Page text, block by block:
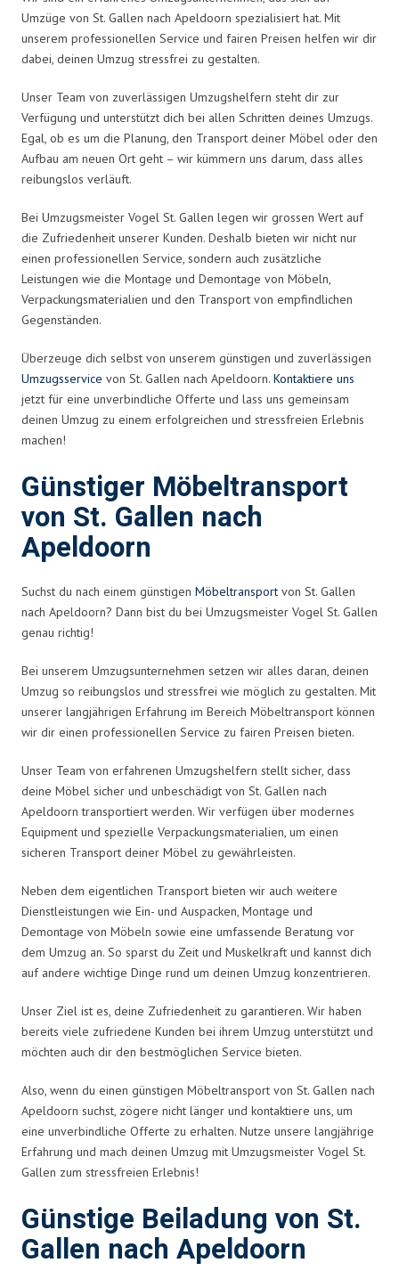
Umzüge von St. Gallen nach Apeldoorn spezialisiert hat. Mit
unserem professionellen Service und fairen Preisen helfen wir dir
dabei, deinen Umzug stressfrei zu gestalten.
Unser Team von zuverlässigen Umzugshelfern steht dir zur
Verfügung und unterstützt dich bei allen Schritten deines Umzugs.
Egal, ob es um die Planung, den Transport deiner Möbel oder den
Aufbau am neuen Ort geht – wir kümmern uns darum, dass alles
reibungslos verläuft.
Bei Umzugsmeister Vogel St. Gallen legen wir grossen Wert auf
die Zufriedenheit unserer Kunden. Deshalb bieten wir nicht nur
einen professionellen Service, sondern auch zusätzliche
Leistungen wie die Montage und Demontage von Möbeln,
Verpackungsmaterialien und den Transport von empfindlichen
Gegenständen.
Überzeuge dich selbst von unserem günstigen und zuverlässigen
Umzugsservice von St. Gallen nach Apeldoorn. Kontaktiere uns
jetzt für eine unverbindliche Offerte und lass uns gemeinsam
deinen Umzug zu einem erfolgreichen und stressfreien Erlebnis
machen!
Günstiger Möbeltransport
von St. Gallen nach
Apeldoorn
Suchst du nach einem günstigen Möbeltransport von St. Gallen
nach Apeldoorn? Dann bist du bei Umzugsmeister Vogel St. Gallen
genau richtig!
Bei unserem Umzugsunternehmen setzen wir alles daran, deinen
Umzug so reibungslos und stressfrei wie möglich zu gestalten. Mit
unserer langjährigen Erfahrung im Bereich Möbeltransport können
wir dir einen professionellen Service zu fairen Preisen bieten.
Unser Team von erfahrenen Umzugshelfern stellt sicher, dass
deine Möbel sicher und unbeschädigt von St. Gallen nach
Apeldoorn transportiert werden. Wir verfügen über modernes
Equipment und spezielle Verpackungsmaterialien, um einen
sicheren Transport deiner Möbel zu gewährleisten.
Neben dem eigentlichen Transport bieten wir auch weitere
Dienstleistungen wie Ein- und Auspacken, Montage und
Demontage von Möbeln sowie eine umfassende Beratung vor
dem Umzug an. So sparst du Zeit und Muskelkraft und kannst dich
auf andere wichtige Dinge rund um deinen Umzug konzentrieren.
Unser Ziel ist es, deine Zufriedenheit zu garantieren. Wir haben
bereits viele zufriedene Kunden bei ihrem Umzug unterstützt und
möchten auch dir den bestmöglichen Service bieten.
Also, wenn du einen günstigen Möbeltransport von St. Gallen nach
Apeldoorn suchst, zögere nicht länger und kontaktiere uns, um
eine unverbindliche Offerte zu erhalten. Nutze unsere langjährige
Erfahrung und mach deinen Umzug mit Umzugsmeister Vogel St.
Gallen zum stressfreien Erlebnis!
Günstige Beiladung von St.
Gallen nach Apeldoorn